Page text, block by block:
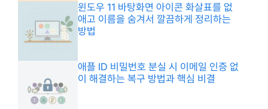
윈도우 11 바탕화면 아이콘 화살표를 없
애고 이름을 숨겨서 깔끔하게 정리하는
방법
애플 ID 비밀번호 분실 시 이메일 인증 없
이 해결하는 복구 방법과 핵심 비결